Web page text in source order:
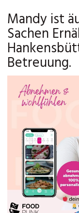
Mandy ist
Sachen
Betreuung.